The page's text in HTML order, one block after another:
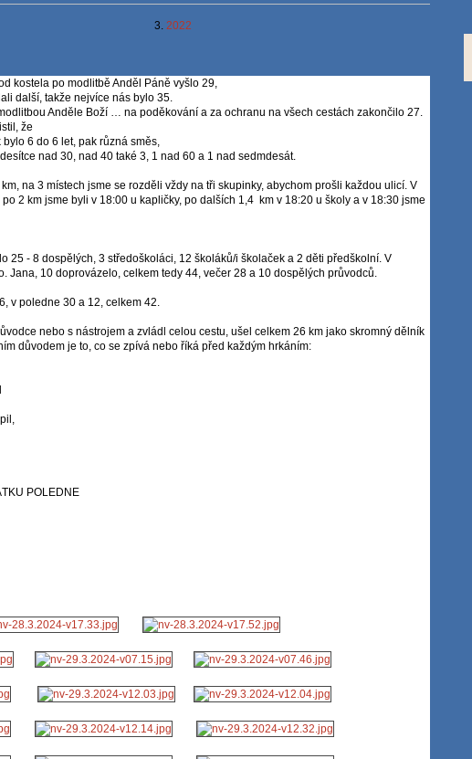
3. 2022
kostela po modlitbě Anděl Páně vyšlo 29,
další, takže nejvíce nás bylo 35.
Anděle Boží … na poděkování a za ochranu na všech cestách zakončilo 27.
že
6 do 6 let, pak různá směs,
nad 30, nad 40 také 3, 1 nad 60 a 1 nad sedmdesát.
na 3 místech jsme se rozděli vždy na tři skupinky, abychom prošli každou ulicí. V
po 2 km jsme byli v 18:00 u kapličky, po dalších 1,4 km v 18:20 u školy a v 18:30 jsme
25 - 8 dospělých, 3 středoškoláci, 12 školáků/i školaček a 2 děti předškolní. V
Jana, 10 doprovázelo, celkem tedy 44, večer 28 a 10 dospělých průvodců.
v poledne 30 a 12, celkem 42.
nebo s nástrojem a zvládl celou cestu, ušel celkem 26 km jako skromný dělník
důvodem je to, co se zpívá nebo říká před každým hrkáním:
POLEDNE